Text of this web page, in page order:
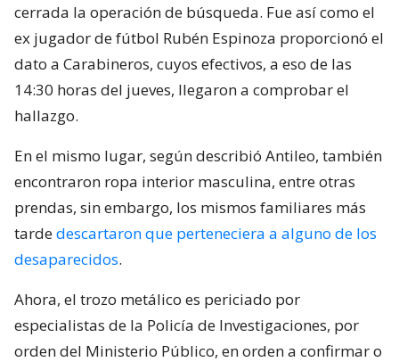
cerrada la operación de búsqueda. Fue así como el
ex jugador de fútbol Rubén Espinoza proporcionó el
dato a Carabineros, cuyos efectivos, a eso de las
14:30 horas del jueves, llegaron a comprobar el
hallazgo.
En el mismo lugar, según describió Antileo, también
encontraron ropa interior masculina, entre otras
prendas, sin embargo, los mismos familiares más
tardedescartaron que perteneciera a alguno de los
desaparecidos.
Ahora, el trozo metálico es periciado por
especialistas de la Policía de Investigaciones, por
orden del Ministerio Público, en orden a confirmar o